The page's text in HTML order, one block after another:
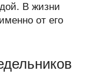
В жизни
от его